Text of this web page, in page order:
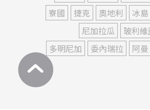
寮國
捷克 奧地利 冰島
尼加拉瓜
玻利維
多明尼加
委內瑞拉 阿曼